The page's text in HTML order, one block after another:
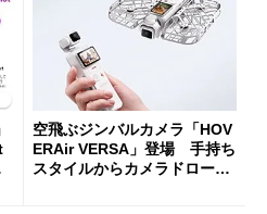
空飛ぶジンバルカメラ「HOV
ERAir VERSA」登場 手持ち
スタイルからカメラドローン